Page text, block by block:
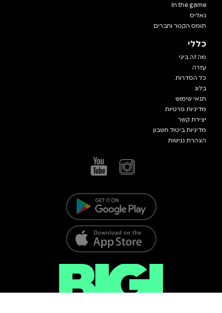
In the game
גאליס
תומס הקטר וחברים
כללי
מה זה ביגי
עזרה
כל הסדרות
בלוג
תנאי שימוש
מדיניות פרטיות
יצירת קשר
מדיניות ביטול חשבון
הצהרת נגישות